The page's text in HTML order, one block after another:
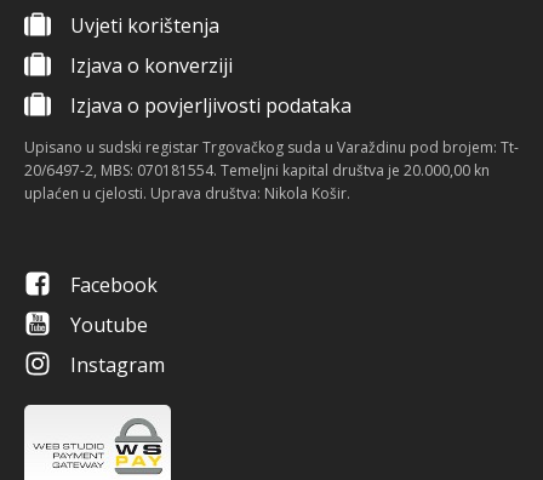
Uvjeti korištenja
Izjava o konverziji
Izjava o povjerljivosti podataka
Upisano u sudski registar Trgovačkog suda u Varaždinu pod brojem: Tt-
20/6497-2, MBS: 070181554. Temeljni kapital društva je 20.000,00 kn
uplaćen u cjelosti. Uprava društva: Nikola Košir.
Facebook
Youtube
Instagram